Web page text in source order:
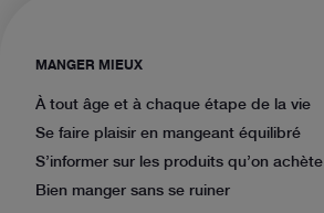
MANGER MIEUX
À tout âge et à chaque étape de la vie
Se faire plaisir en mangeant équilibré
S’informer sur les produits qu’on achète
Bien manger sans se ruiner